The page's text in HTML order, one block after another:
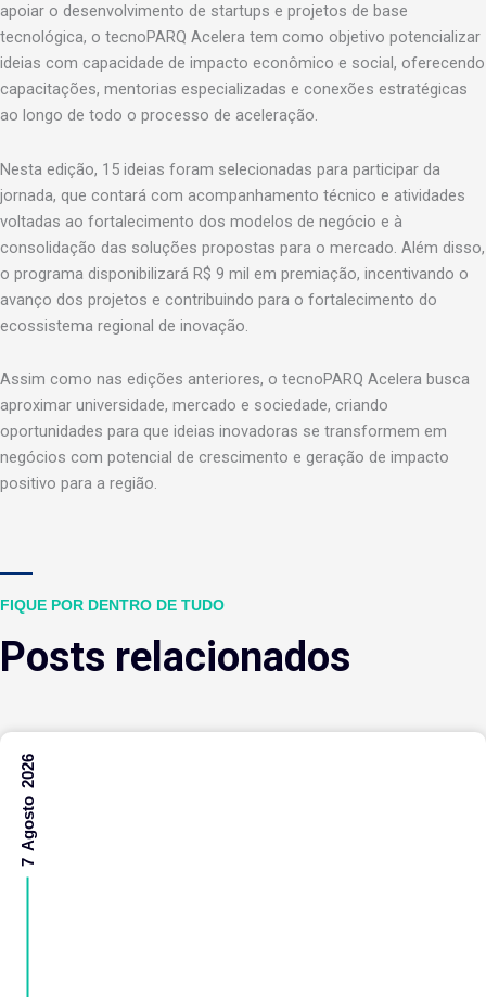
apoiar o desenvolvimento de startups e projetos de base
tecnológica, o tecnoPARQ Acelera tem como objetivo potencializar
ideias com capacidade de impacto econômico e social, oferecendo
capacitações, mentorias especializadas e conexões estratégicas
ao longo de todo o processo de aceleração.
Nesta edição, 15 ideias foram selecionadas para participar da
jornada, que contará com acompanhamento técnico e atividades
voltadas ao fortalecimento dos modelos de negócio e à
consolidação das soluções propostas para o mercado. Além disso,
o programa disponibilizará R$ 9 mil em premiação, incentivando o
avanço dos projetos e contribuindo para o fortalecimento do
ecossistema regional de inovação.
Assim como nas edições anteriores, o tecnoPARQ Acelera busca
aproximar universidade, mercado e sociedade, criando
oportunidades para que ideias inovadoras se transformem em
negócios com potencial de crescimento e geração de impacto
positivo para a região.
FIQUE POR DENTRO DE TUDO
Posts relacionados
7 Agosto 2026